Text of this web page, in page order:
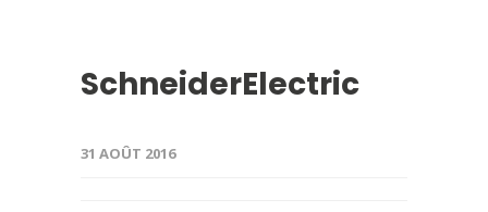
SchneiderElectric
31 AOÛT 2016